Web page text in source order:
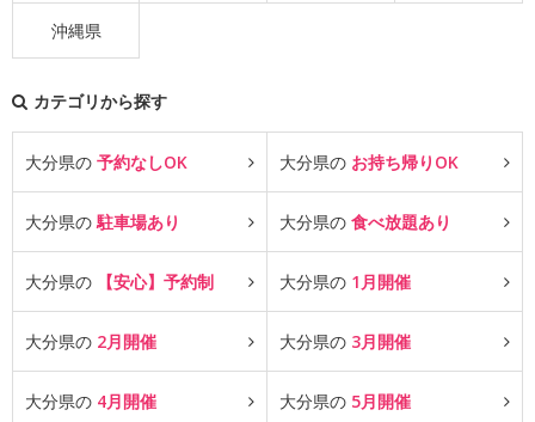
沖縄県
カテゴリから探す
大分県の 予約なしOK 大分県の お持ち帰りOK
大分県の駐車場あり 大分県の 食べ放題あり
大分県の 【安心】予約制 大分県の 1月開催
大分県の 2月開催 大分県の 3月開催
大分県の 4月開催 大分県の 5月開催